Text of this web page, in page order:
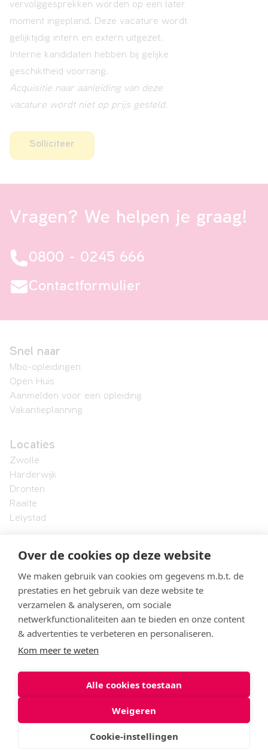
Over de cookies op deze website
We maken gebruik van cookies om gegevens m.b.t. de
prestaties en het gebruik van deze website te
verzamelen & analyseren, om sociale
netwerkfunctionaliteiten aan te bieden en onze content
& advertenties te verbeteren en personaliseren.
Kom meer te weten
Alle cookies toestaan
Weigeren
Cookie-instellingen
vervolggesprekken worden op een later
moment ingepland. Deze vacature wordt
gelijktijdig intern en extern uitgezet.
Interne kandidaten hebben bij gelijke
geschiktheid voorrang.
Acquisitie naar aanleiding van deze
vacature wordt niet op prijs gesteld.
Solliciteer
Vragen? We helpen je graag!
0800 - 0245 666
Contactformulier
Snel naar
Mbo-opleidingen
Open Huis
Aanmelden voor een opleiding
Vakantieplanning
Locaties
Zwolle
Harderwijk
Dronten
Raalte
Lelystad
Landstede MBO
Formele documenten en protocollen
Vacatures
Klachtenbehandeling
© 2026 Landstede MBO